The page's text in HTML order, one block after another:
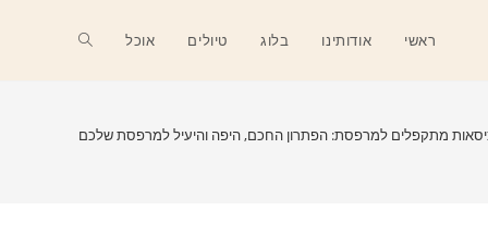
ראשי אודותינו בלוג טיולים אוכל Toggle
מתקפלים למרפסת: הפתרון החכם, היפה והיעיל למרפסת שלכם